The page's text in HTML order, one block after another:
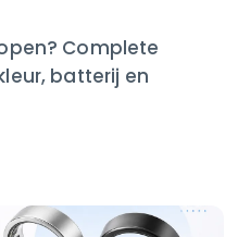
Complete
batterij en